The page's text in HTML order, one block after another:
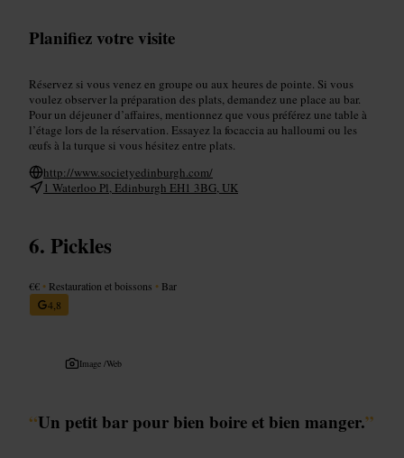
Planifiez votre visite
Réservez si vous venez en groupe ou aux heures de pointe. Si vous
voulez observer la préparation des plats, demandez une place au bar.
Pour un déjeuner d’affaires, mentionnez que vous préférez une table à
l’étage lors de la réservation. Essayez la focaccia au halloumi ou les
œufs à la turque si vous hésitez entre plats.
http://www.societyedinburgh.com/
1 Waterloo Pl, Edinburgh EH1 3BG, UK
Pickles
€€ • Restauration et boissons • Bar
4,8
Image /Web
“Un petit bar pour bien boire et bien manger.”